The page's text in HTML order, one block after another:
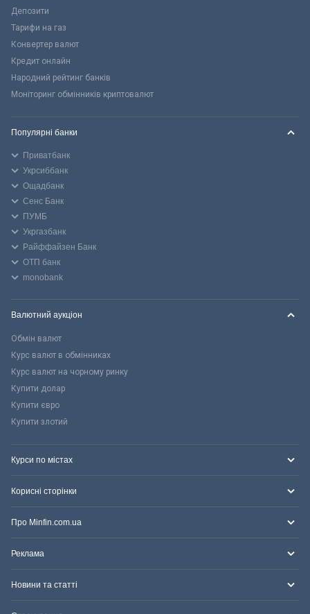
Депозити
Тарифи на газ
Конвертер валют
Кредит онлайн
Народний рейтинг банків
Моніторинг обмінників криптовалют
Популярні банки
Приватбанк
Укрсиббанк
Ощадбанк
Сенс Банк
ПУМБ
Укргазбанк
Райффайзен Банк
ОТП банк
monobank
Валютний аукціон
Обмін валют
Курс валют в обмінниках
Курс валют на чорному ринку
Купити долар
Купити євро
Купити злотий
Курси по містах
Корисні сторінки
Про Minfin.com.ua
Реклама
Новини та статті